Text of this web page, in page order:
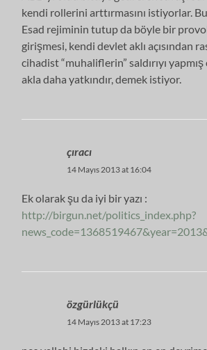
kendi rollerini arttırmasını istiyorlar.
Esad rejiminin tutup da böyle bir
girişmesi, kendi devlet aklı açısından
cihadist “muhaliflerin” saldırıyı yapmış
akla daha yatkındır, demek istiyor.
çıracı
14 Mayıs 2013 at 16:04
Ek olarak şu da iyi bir yazı :
http://birgun.net/politics_index.php?
özgürlükçü
14 Mayıs 2013 at 17:23